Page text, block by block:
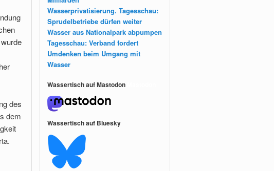
des
dem
Wasserprivatisierung. Tagesschau:
Sprudelbetriebe dürfen weiter
Wasser aus Nationalpark abpumpen
Tagesschau: Verband fordert
Umdenken beim Umgang mit
Wasser
Wassertisch auf Mastodon
Wassertisch auf Bluesky